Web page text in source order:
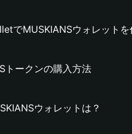
でMUSKIANSウォレット
トークンの購入方法
ウォレットは？